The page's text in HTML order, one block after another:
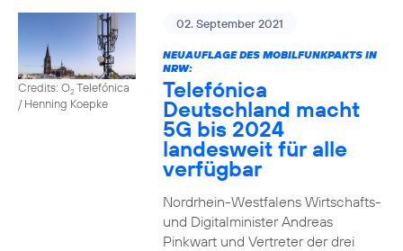
Credits: O2Telefónica
/ Henning Koepke
02. September 2021
NEUAUFLAGE DES MOBILFUNKPAKTS IN
NRW:
Telefónica
Deutschland macht
5G bis 2024
landesweit für alle
verfügbar
Nordrhein-Westfalens Wirtschafts-
und Digitalminister Andreas
Pinkwart und Vertreter der drei